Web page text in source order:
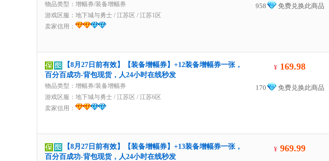
物品类型：增幅券/装备增幅券
游戏区服： 地下城与勇士 / 江苏区 / 江苏1区
卖家信用：
958 免费兑换此商品
【8月27日前有效】【装备增幅券】+12装备增幅券一张，
百分百成功-背包现货，人24小时在线秒发
物品类型：增幅券/装备增幅券
游戏区服： 地下城与勇士 / 江苏区 / 江苏6区
卖家信用：
¥ 169.98
170 免费兑换此商品
【8月27日前有效】【装备增幅券】+13装备增幅券一张，
百分百成功-背包现货，人24小时在线秒发
¥ 969.99